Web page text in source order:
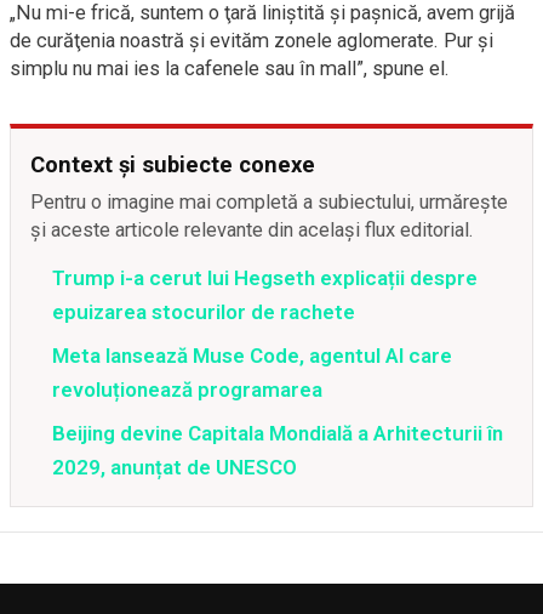
„Nu mi-e frică, suntem o ţară liniştită şi paşnică, avem grijă
de curăţenia noastră şi evităm zonele aglomerate. Pur şi
simplu nu mai ies la cafenele sau în mall”, spune el.
Context și subiecte conexe
Pentru o imagine mai completă a subiectului, urmărește
și aceste articole relevante din același flux editorial.
Trump i-a cerut lui Hegseth explicații despre
epuizarea stocurilor de rachete
Meta lansează Muse Code, agentul AI care
revoluționează programarea
Beijing devine Capitala Mondială a Arhitecturii în
2029, anunțat de UNESCO